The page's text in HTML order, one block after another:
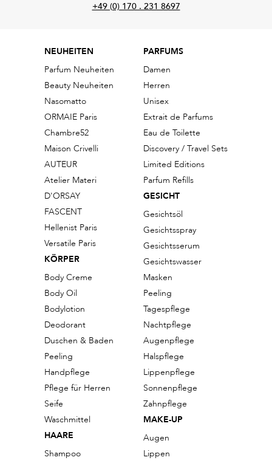
+49 (0) 170 . 231 8697
NEUHEITEN
Parfum Neuheiten
Beauty Neuheiten
Nasomatto
ORMAIE Paris
Chambre52
Maison Crivelli
AUTEUR
Atelier Materi
D'ORSAY
FASCENT
Hellenist Paris
Versatile Paris
KÖRPER
Body Creme
Body Oil
Bodylotion
Deodorant
Duschen & Baden
Peeling
Handpflege
Pflege für Herren
Seife
Waschmittel
HAARE
Shampoo
PARFUMS
Damen
Herren
Unisex
Extrait de Parfums
Eau de Toilette
Discovery / Travel Sets
Limited Editions
Parfum Refills
GESICHT
Gesichtsöl
Gesichtsspray
Gesichtsserum
Gesichtswasser
Masken
Peeling
Tagespflege
Nachtpflege
Augenpflege
Halspflege
Lippenpflege
Sonnenpflege
Zahnpflege
MAKE-UP
Augen
Lippen